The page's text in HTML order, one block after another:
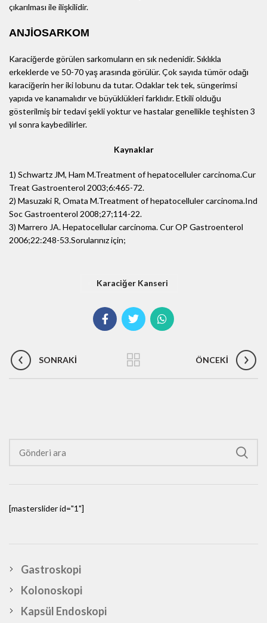
çıkarılması ile ilişkilidir.
ANJİOSARKOM
Karaciğerde görülen sarkomuların en sık nedenidir. Sıklıkla
erkeklerde ve 50-70 yaş arasında görülür. Çok sayıda tümör odağı
karaciğerin her iki lobunu da tutar. Odaklar tek tek, süngerimsi
yapıda ve kanamalıdır ve büyüklükleri farklıdır. Etkili olduğu
gösterilmiş bir tedavi şekli yoktur ve hastalar genellikle teşhisten 3
yıl sonra kaybedilirler.
Kaynaklar
1) Schwartz JM, Ham M.Treatment of hepatocelluler carcinoma.Cur
Treat Gastroenterol 2003;6:465-72.
2) Masuzaki R, Omata M.Treatment of hepatocelluler carcinoma.Ind
Soc Gastroenterol 2008;27;114-22.
3) Marrero JA. Hepatocellular carcinoma. Cur OP Gastroenterol
2006;22:248-53.Sorularınız için;
Karaciğer Kanseri
SONRAKI ÖNCEKI
[masterslider id="1"]
Gastroskopi
Kolonoskopi
Kapsül Endoskopi